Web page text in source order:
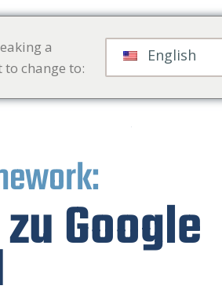
a
change to:
English
Google